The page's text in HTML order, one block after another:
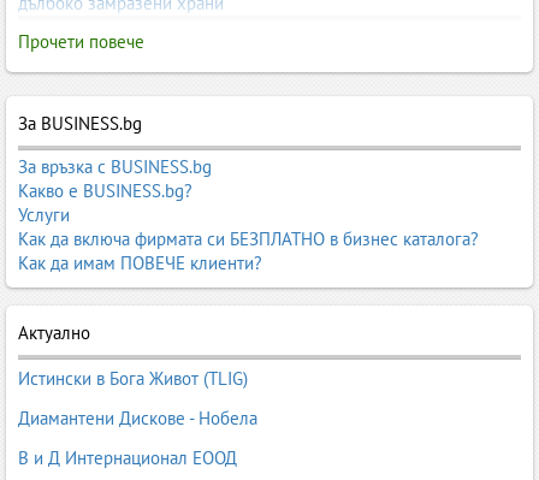
Прочети повече
За BUSINESS.bg
За връзка с BUSINESS.bg
Какво е BUSINESS.bg?
Услуги
Как да включа фирмата си БЕЗПЛАТНО в бизнес каталога?
Как да имам ПОВЕЧЕ клиенти?
Актуално
Истински в Бога Живот (TLIG)
Диамантени Дискове - Нобела
В и Д Интернационал ЕООД